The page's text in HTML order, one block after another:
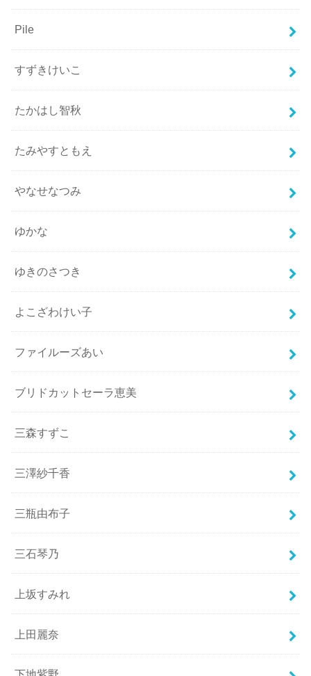
Pile
すずきけいこ
たかはし智秋
たみやすともえ
やなせなつみ
ゆかな
ゆきのさつき
よこざわけい子
ファイルーズあい
ブリドカットセーラ恵美
三森すずこ
三澤紗千香
三瓶由布子
三石琴乃
上坂すみれ
上田麗奈